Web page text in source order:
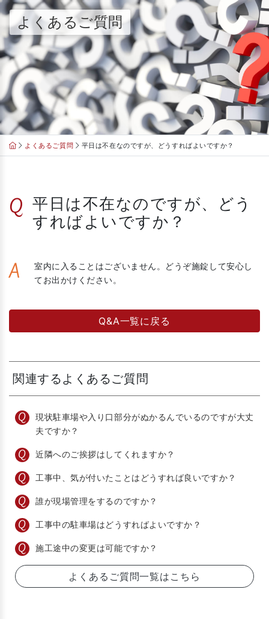
Skip
content
よくあるご質問
よくあるご質問 平日は不在なのですが、どうすればよいですか？
Q 平日は不在なのですが、どう
すればよいですか？
A
室内に入ることはございません。どうぞ施錠して安心し
てお出かけください。
Q&A一覧に戻る
関連するよくあるご質問
現状駐車場や入り口部分がぬかるんでいるのですが大丈
夫ですか？
近隣へのご挨拶はしてくれますか？
工事中、気が付いたことはどうすれば良いですか？
誰が現場管理をするのですか？
工事中の駐車場はどうすればよいですか？
施工途中の変更は可能ですか？
よくあるご質問一覧はこちら